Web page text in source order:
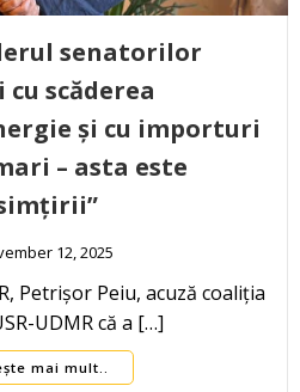
senatorilor
cu scăderea
și cu importuri
– asta este
12, 2025
Petrișor Peiu, acuză coaliția
UDMR că a […]
mai mult..